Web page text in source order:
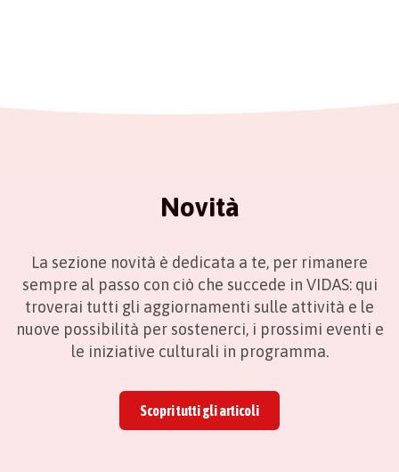
Novità
La sezione novità è dedicata a te, per rimanere
sempre al passo con ciò che succede in VIDAS: qui
troverai tutti gli aggiornamenti sulle attività e le
nuove possibilità per sostenerci, i prossimi eventi e
le iniziative culturali in programma.
Scopri tutti gli articoli